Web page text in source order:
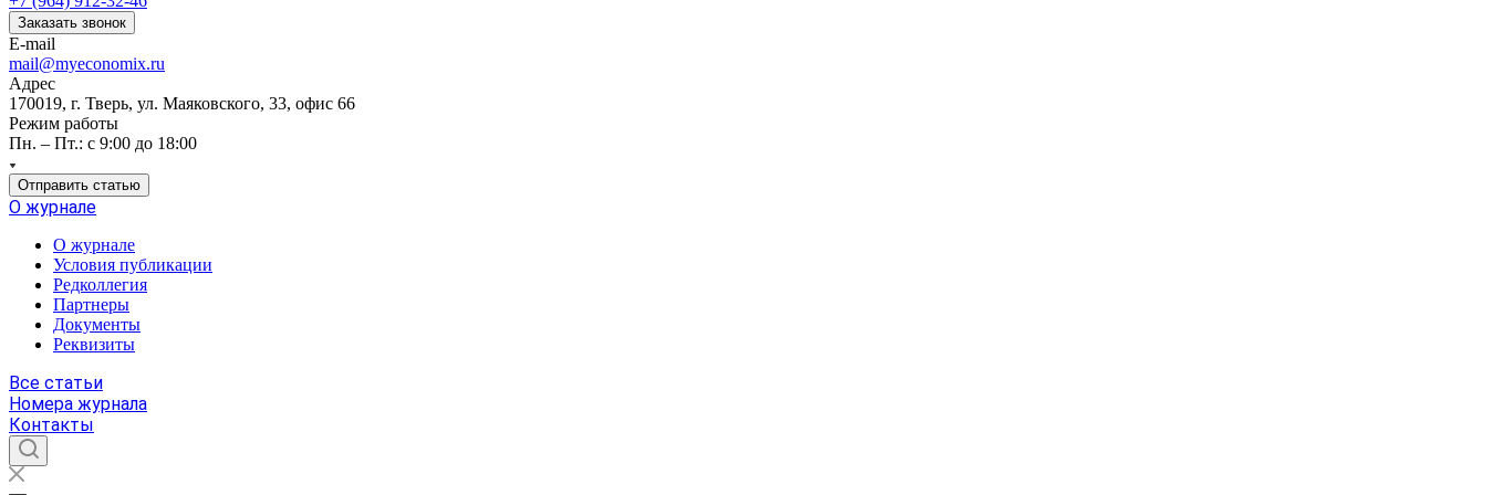
Заказать звонок
E-mail
mail@myeconomix.ru
Адрес
170019, г. Тверь, ул. Маяковского, 33, офис 66
Режим работы
Пн. – Пт.: с 9:00 до 18:00
Отправить статью
О журнале
О журнале
Условия публикации
Редколлегия
Партнеры
Документы
Реквизиты
Все статьи
Номера журнала
Контакты